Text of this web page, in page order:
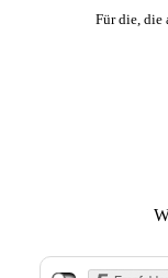
Für die, die